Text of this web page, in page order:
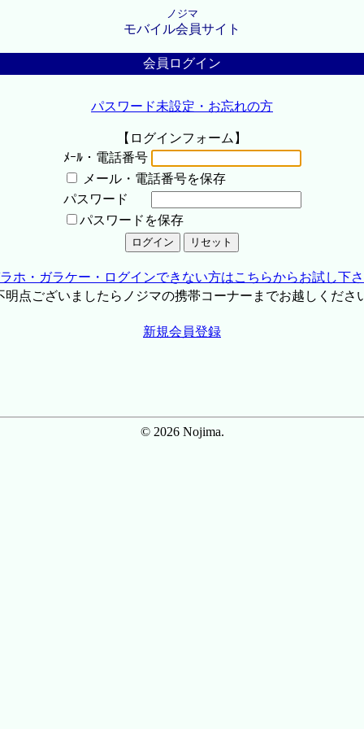
ノジマ
モバイル会員サイト
会員ログイン
パスワード未設定・お忘れの方
【ログインフォーム】
ﾒｰﾙ・電話番号
メール・電話番号を保存
パスワード
パスワードを保存
ホ・ガラケー・ログインできない方はこちらからお試し下
点ございましたらノジマの携帯コーナーまでお越しくださ
新規会員登録
© 2026 Nojima.